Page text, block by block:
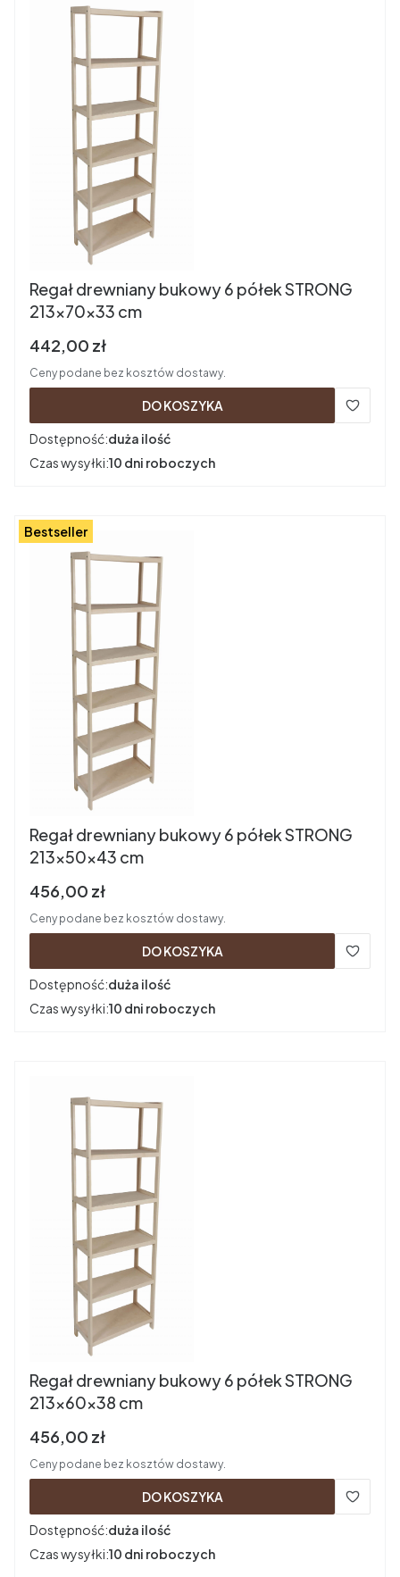
Regał drewniany bukowy 6 półek STRONG
213x70x33 cm
Cena brutto
442,00 zł
Ceny podane bez kosztów dostawy.
DO KOSZYKA
Dostępność:duża ilość
Czas wysyłki:10 dni roboczych
Bestseller
Regał drewniany bukowy 6 półek STRONG
213x50x43 cm
Cena brutto
456,00 zł
Ceny podane bez kosztów dostawy.
DO KOSZYKA
Dostępność:duża ilość
Czas wysyłki:10 dni roboczych
Regał drewniany bukowy 6 półek STRONG
213x60x38 cm
Cena brutto
456,00 zł
Ceny podane bez kosztów dostawy.
DO KOSZYKA
Dostępność:duża ilość
Czas wysyłki:10 dni roboczych